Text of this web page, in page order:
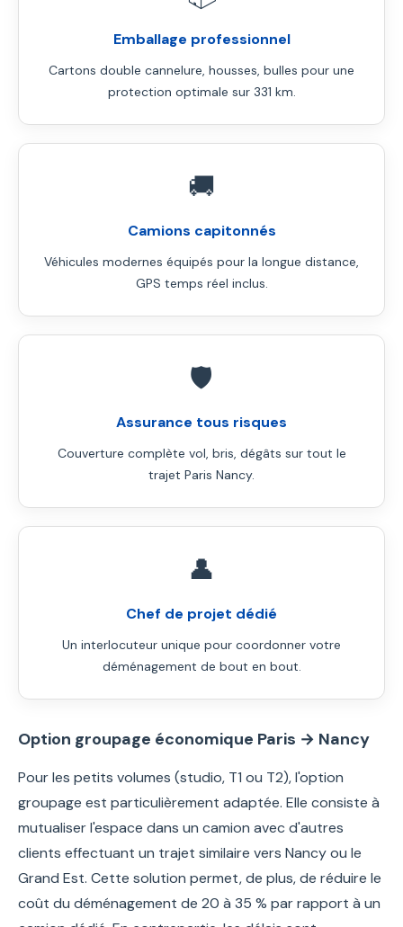
Emballage professionnel
Cartons double cannelure, housses, bulles pour une
protection optimale sur 331 km.
🚚
Camions capitonnés
Véhicules modernes équipés pour la longue distance,
GPS temps réel inclus.
🛡️
Assurance tous risques
Couverture complète vol, bris, dégâts sur tout le
trajet Paris Nancy.
👤
Chef de projet dédié
Un interlocuteur unique pour coordonner votre
déménagement de bout en bout.
Option groupage économique Paris → Nancy
Pour les petits volumes (studio, T1 ou T2), l'option
groupage est particulièrement adaptée. Elle consiste à
mutualiser l'espace dans un camion avec d'autres
clients effectuant un trajet similaire vers Nancy ou le
Grand Est. Cette solution permet, de plus, de réduire le
coût du déménagement de 20 à 35 % par rapport à un